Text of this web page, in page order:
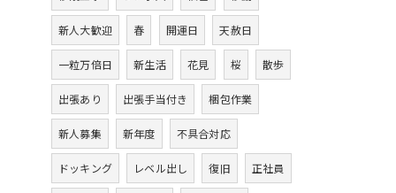
新人大歓迎 春 開運日 天赦日
一粒万倍日 新生活 花見 桜 散歩
出張あり 出張手当付き 梱包作業
新人募集 新年度 不具合対応
ドッキング レベル出し 復旧 正社員